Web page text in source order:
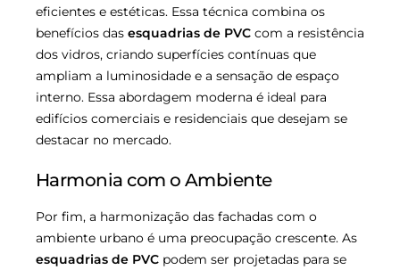
eficientes e estéticas. Essa técnica combina os
benefícios das esquadrias de PVC com a resistência
dos vidros, criando superfícies contínuas que
ampliam a luminosidade e a sensação de espaço
interno. Essa abordagem moderna é ideal para
edifícios comerciais e residenciais que desejam se
destacar no mercado.
Harmonia com o Ambiente
Por fim, a harmonização das fachadas com o
ambiente urbano é uma preocupação crescente. As
esquadrias de PVC podem ser projetadas para se